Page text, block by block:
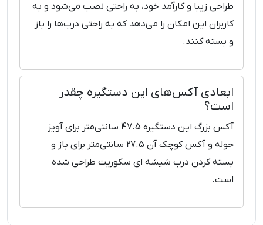
طراحی زیبا و کارآمد خود، به راحتی نصب می‌شود و به
کاربران این امکان را می‌دهد که به راحتی درب‌ها را باز
و بسته کنند.
ابعادی آکس‌های این دستگیره چقدر
است؟
آکس بزرگ این دستگیره 47.5 سانتی‌متر برای آویز
حوله و آکس کوچک آن 27.5 سانتی‌متر برای باز و
بسته کردن درب شیشه ای سکوریت طراحی شده
است.